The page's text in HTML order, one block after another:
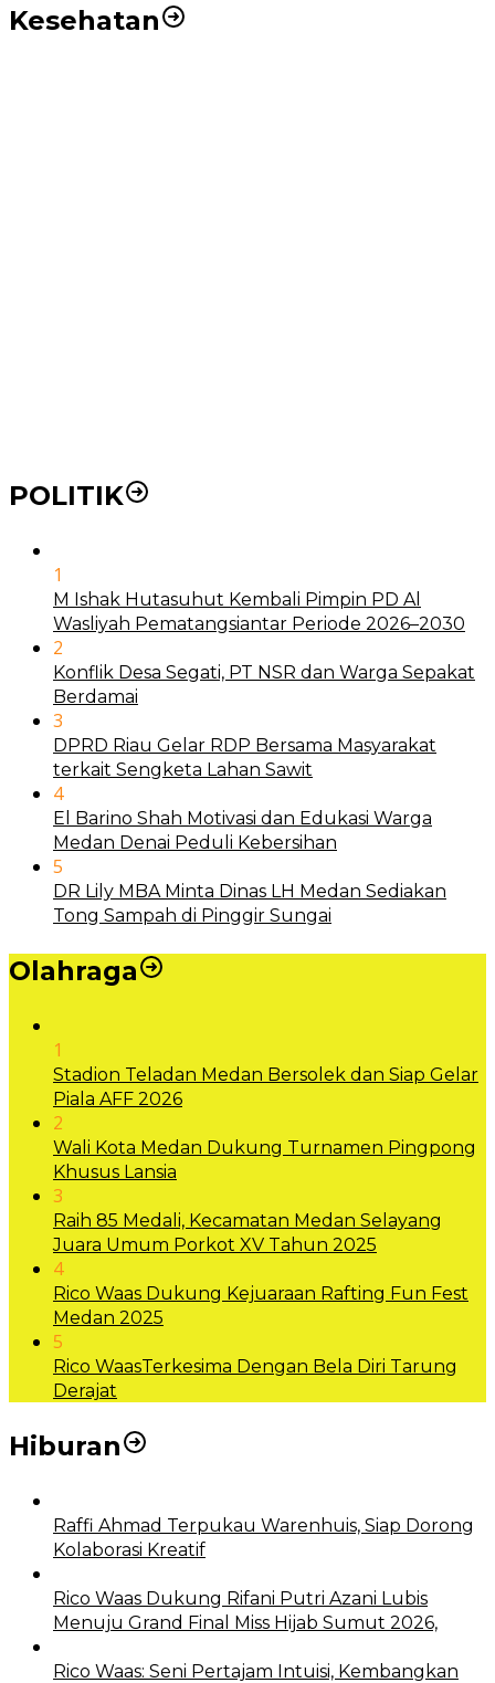
Kesehatan
POLITIK
1
M Ishak Hutasuhut Kembali Pimpin PD Al
Wasliyah Pematangsiantar Periode 2026–2030
2
Konflik Desa Segati, PT NSR dan Warga Sepakat
Berdamai
3
DPRD Riau Gelar RDP Bersama Masyarakat
terkait Sengketa Lahan Sawit
4
El Barino Shah Motivasi dan Edukasi Warga
Medan Denai Peduli Kebersihan
5
DR Lily MBA Minta Dinas LH Medan Sediakan
Tong Sampah di Pinggir Sungai
Olahraga
1
Stadion Teladan Medan Bersolek dan Siap Gelar
Piala AFF 2026
2
Wali Kota Medan Dukung Turnamen Pingpong
Khusus Lansia
3
Raih 85 Medali, Kecamatan Medan Selayang
Juara Umum Porkot XV Tahun 2025
4
Rico Waas Dukung Kejuaraan Rafting Fun Fest
Medan 2025
5
Rico WaasTerkesima Dengan Bela Diri Tarung
Derajat
Hiburan
Raffi Ahmad Terpukau Warenhuis, Siap Dorong
Kolaborasi Kreatif
Rico Waas Dukung Rifani Putri Azani Lubis
Menuju Grand Final Miss Hijab Sumut 2026,
Rico Waas: Seni Pertajam Intuisi, Kembangkan